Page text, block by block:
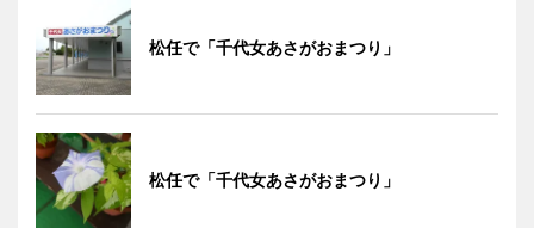
松任で「千代女あさがおまつり」
松任で「千代女あさがおまつり」